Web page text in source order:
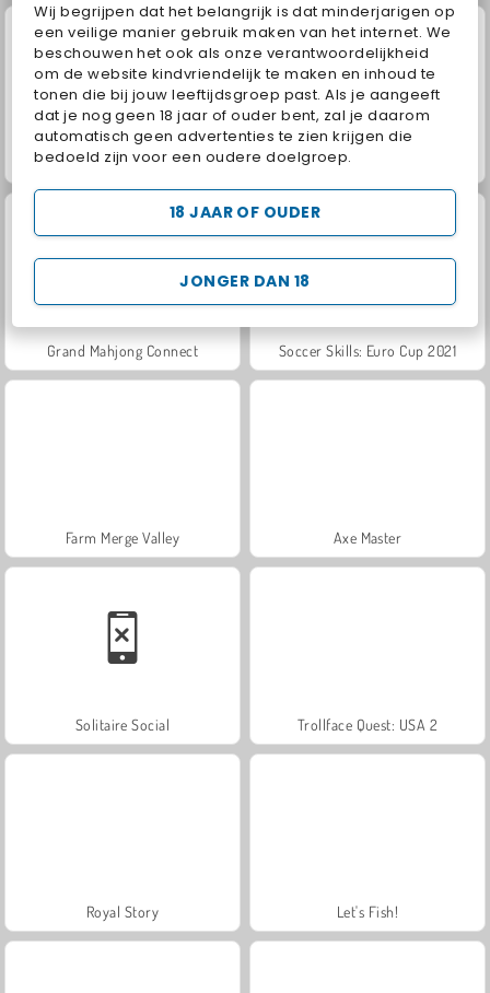
Wij begrijpen dat het belangrijk is dat minderjarigen op
een veilige manier gebruik maken van het internet. We
beschouwen het ook als onze verantwoordelijkheid
om de website kindvriendelijk te maken en inhoud te
tonen die bij jouw leeftijdsgroep past. Als je aangeeft
dat je nog geen 18 jaar of ouder bent, zal je daarom
automatisch geen advertenties te zien krijgen die
bedoeld zijn voor een oudere doelgroep.
JONGER DAN 18
18 JAAR OF OUDER
Scala 40 Juice Merge
Grand Mahjong Connect Soccer Skills: Euro Cup 2021
Farm Merge Valley Axe Master
Solitaire Social Trollface Quest: USA 2
Royal Story Let's Fish!